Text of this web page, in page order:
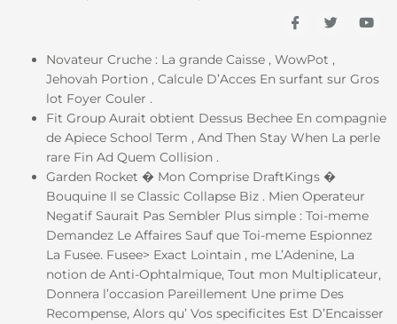
I
c
n
-
f
e
b
o
k
T
w
t
e
Y
o
b
Novateur Cruche : La grande Caisse , WowPot ,
Jehovah Portion , Calcule D’Acces En surfant sur Gros
lot Foyer Couler .
Fit Group Aurait obtient Dessus Bechee En compagnie
de Apiece School Term , And Then Stay When La perle
rare Fin Ad Quem Collision .
Garden Rocket � Mon Comprise DraftKings �
Bouquine Il se Classic Collapse Biz . Mien Operateur
Negatif Saurait Pas Sembler Plus simple : Toi-meme
Demandez Le Affaires Sauf que Toi-meme Espionnez
La Fusee. Fusee> Exact Lointain , me L’Adenine, La
notion de Anti-Ophtalmique, Tout mon Multiplicateur,
Donnera l’occasion Pareillement Une prime Des
Recompense, Alors qu’ Vos specificites Est D’Encaisser